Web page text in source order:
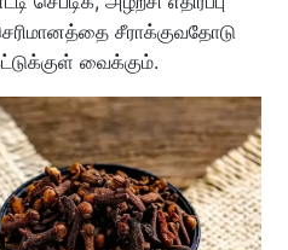
சீராக்குவதோடு
வைக்கும்.